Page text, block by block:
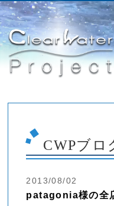
CWPブロ
2013/08/02
patagonia様の全